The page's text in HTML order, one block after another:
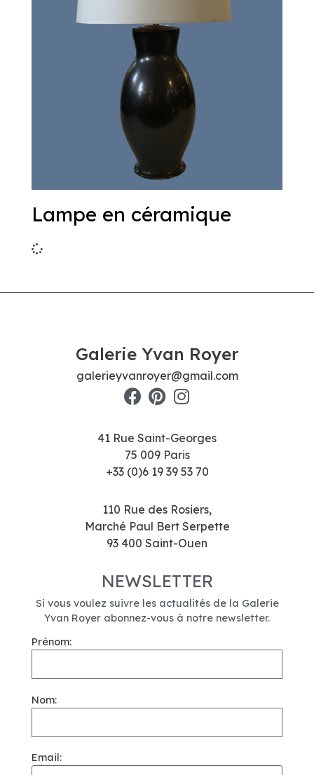
Lampe en céramique
Galerie Yvan Royer
galerieyvanroyer@gmail.com
41 Rue Saint-Georges
75 009 Paris
+33 (0)6 19 39 53 70
110 Rue des Rosiers,
Marché Paul Bert Serpette
93 400 Saint-Ouen
NEWSLETTER
Si vous voulez suivre les actualités de la Galerie
Yvan Royer abonnez-vous à notre newsletter.
Prénom:
Nom:
Email: